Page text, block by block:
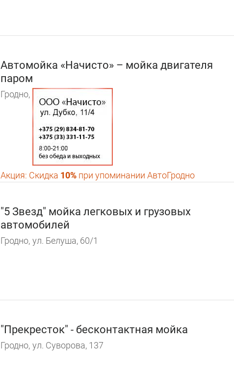
Автомойка «Начисто» – мойка двигателя
паром
Гродно,
Акция: Скидка 10% при упоминании АвтоГродно
"5 Звезд" мойка легковых и грузовых
автомобилей
Гродно, ул. Белуша, 60/1
"Прекресток" - бесконтактная мойка
Гродно, ул. Суворова, 137